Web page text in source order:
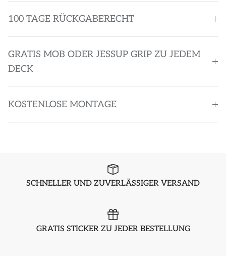
100 TAGE RÜCKGABERECHT
GRATIS MOB ODER JESSUP GRIP ZU JEDEM
DECK
KOSTENLOSE MONTAGE
SCHNELLER UND ZUVERLÄSSIGER VERSAND
GRATIS STICKER ZU JEDER BESTELLUNG